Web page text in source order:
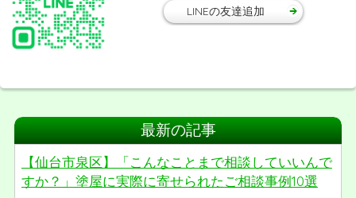
LINEの友達追加
最新の記事
【仙台市泉区】「こんなことまで相談していいんで
すか？」塗屋に実際に寄せられたご相談事例10選